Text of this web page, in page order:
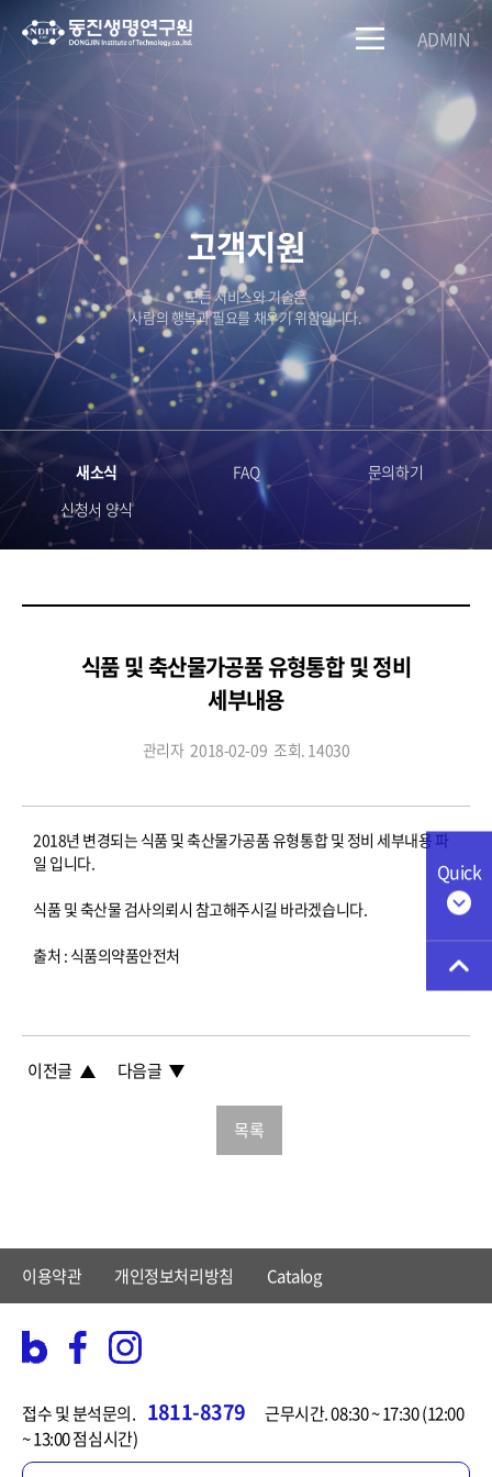
ADMIN
Quick
고객지원
모든 서비스와 기술은
사람의 행복과 필요를 채우기 위함입니다.
새소식 FAQ
문의하기
신청서 양식
식품 및 축산물가공품 유형통합 및 정비
세부내용
관리자 2018-02-09 조회. 14030
2018년 변경되는 식품 및 축산물가공품 유형통합 및 정비 세부내용 파
일 입니다.
식품 및 축산물 검사의뢰시 참고해주시길 바라겠습니다.
출처 : 식품의약품안전처
이전글 다음글
목록
이용약관 개인정보처리방침 Catalog
접수 및 분석문의. 1811-8379
근무시간. 08:30 ~ 17:30 (12:00
~ 13:00 점심시간)